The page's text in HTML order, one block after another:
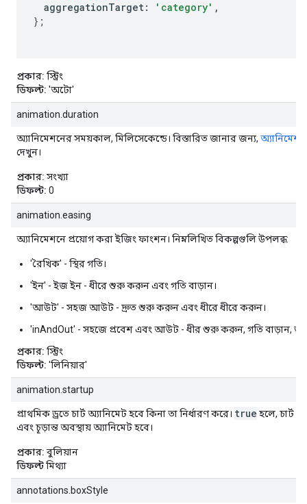
aggregationTarget: 'category' ,
};
প্রকার: স্ট্রিং
ডিফল্ট: 'অটো'
animation.duration
অ্যানিমেশনের সময়কাল, মিলিসেকেন্ডে। বিস্তারিত জানার জন্য,
দেখুন।
প্রকার: সংখ্যা
ডিফল্ট: 0
animation.easing
অ্যানিমেশনে প্রয়োগ করা ইজিং ফাংশন। নিম্নলিখিত বিকল্পগুলি উপলব্ধ:
'রৈখিক' - স্থির গতি।
'ইন' - ইজ ইন - ধীরে শুরু করুন এবং গতি বাড়ান।
'আউট' - সহজ আউট - দ্রুত শুরু করুন এবং ধীরে ধীরে করুন।
'inAndOut' - সহজে প্রবেশ এবং আউট - ধীর শুরু করুন, গতি বাড়ান,
প্রকার: স্ট্রিং
ডিফল্ট: 'লিনিয়ার'
animation.startup
প্রাথমিক ড্রতে চার্ট অ্যানিমেট হবে কিনা তা নির্ধারণ করে। true হলে, চার্ট
এবং চূড়ান্ত অবস্থায় অ্যানিমেট হবে।
প্রকার: বুলিয়ান
ডিফল্টমিথ্যা
annotations.boxStyle